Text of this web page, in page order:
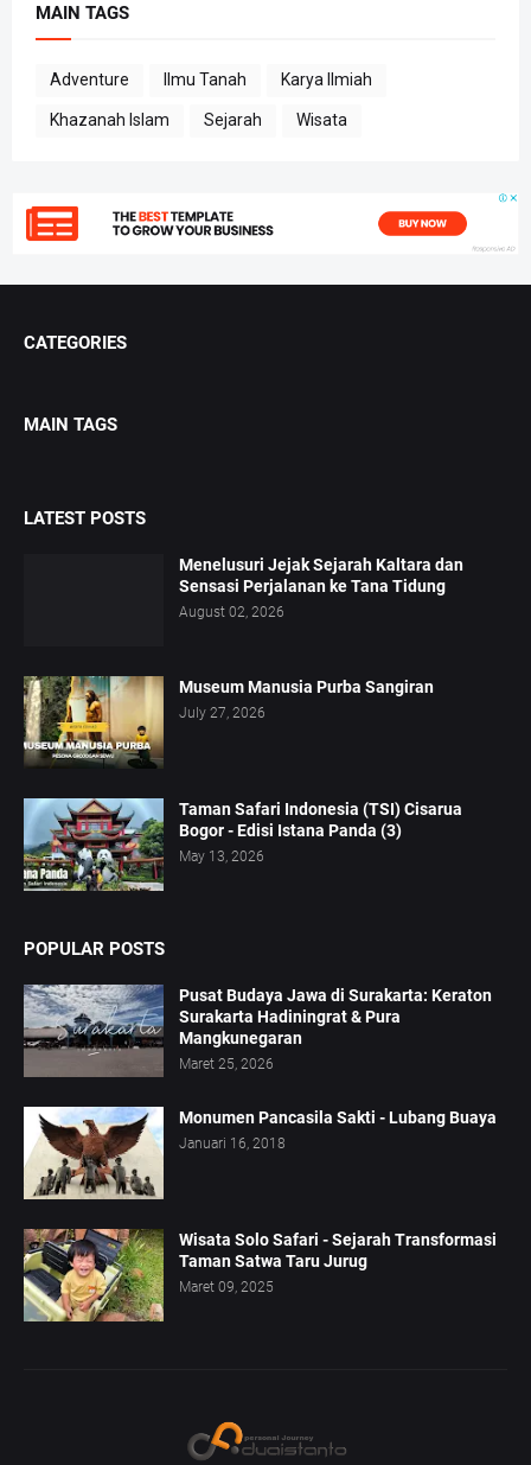
MAIN TAGS
Adventure Ilmu Tanah Karya Ilmiah
Khazanah Islam Sejarah Wisata
CATEGORIES
MAIN TAGS
LATEST POSTS
Menelusuri Jejak Sejarah Kaltara dan
Sensasi Perjalanan ke Tana Tidung
August 02, 2026
Museum Manusia Purba Sangiran
July 27, 2026
Taman Safari Indonesia (TSI) Cisarua
Bogor - Edisi Istana Panda (3)
May 13, 2026
POPULAR POSTS
Pusat Budaya Jawa di Surakarta: Keraton
Surakarta Hadiningrat & Pura
Mangkunegaran
Maret 25, 2026
Monumen Pancasila Sakti - Lubang Buaya
Januari 16, 2018
Wisata Solo Safari - Sejarah Transformasi
Taman Satwa Taru Jurug
Maret 09, 2025